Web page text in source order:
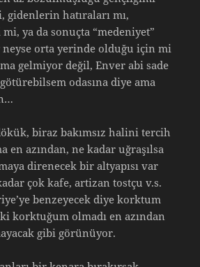
gidenlerin hatıraları mı,
ya da sonuçta “medeniyet”
orta yerinde olduğu için mi
gelmiyor değil, Enver abi sade
odasına diye ama
biraz bakımsız halini tercih
en azından, ne kadar uğraşılsa
direnecek bir altyapısı var
çok kafe, artizan tostçu v.s.
benzeyecek diye korktum
korktuğum olmadı en azından
gibi görünüyor.